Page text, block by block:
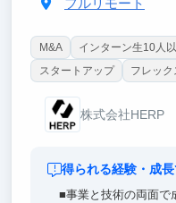
フルリモート
M&A インターン生10人
スタートアップ
フレック
株式会社HERP
得られる経験・成
■事業と技術の両面で